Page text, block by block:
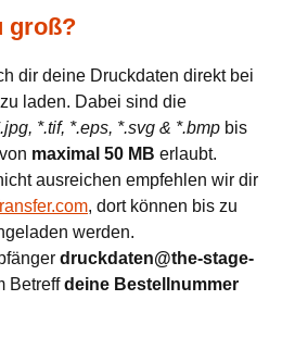
groß?
dir deine Druckdaten direkt bei
laden. Dabei sind die
*.tif, *.eps, *.svg & *.bmp bis
maximal 50 MB erlaubt.
ausreichen empfehlen wir dir
, dort können bis zu
werden.
druckdaten@the-stage-
Betreffdeine Bestellnummer